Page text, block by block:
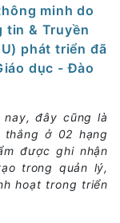
minh do
tin & Truyền
phát triển đã
dục - Đào
đây cũng là
ở 02 hạng
được ghi nhận
trong quản lý,
hoạt trong triển